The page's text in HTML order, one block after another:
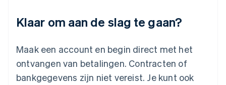
Klaar om aan de slag te gaan?
Maak een account en begin direct met het
ontvangen van betalingen. Contracten of
bankgegevens zijn niet vereist. Je kunt ook
FrançaisDeutschEnglish
English
Malta
English
Mexico